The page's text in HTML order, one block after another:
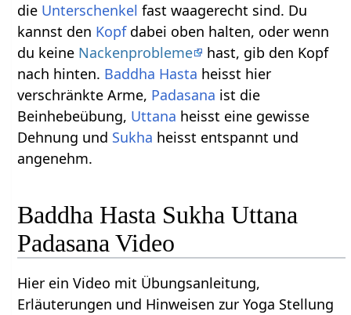
die Unterschenkel fast waagerecht sind. Du
kannst den Kopfdabei oben halten, oder wenn
du keine Nackenprobleme
hast, gib den Kopf
nach hinten. Baddha Hasta heisst hier
verschränkte Arme, Padasana ist die
Beinhebeübung, Uttana heisst eine gewisse
Dehnung und Sukha heisst entspannt und
angenehm.
Baddha Hasta Sukha Uttana
Padasana Video
Hier ein Video mit Übungsanleitung,
Erläuterungen und Hinweisen zur Yoga Stellung